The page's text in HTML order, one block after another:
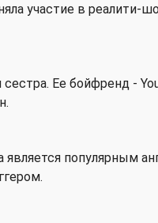
участие в реалити-
Ее бойфренд -
является популярным